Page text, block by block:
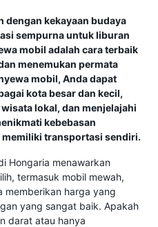
dengan kekayaan budaya
sempurna untuk liburan
mobil adalah cara terbaik
menemukan permata
mobil, Anda dapat
kota besar dan kecil,
lokal, dan menjelajahi
kebebasan
transportasi sendiri.
Hongaria menawarkan
termasuk mobil mewah,
memberikan harga yang
yang sangat baik. Apakah
darat atau hanya